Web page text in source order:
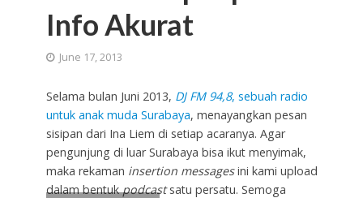
Info Akurat
June 17, 2013
Selama bulan Juni 2013, DJ FM 94,8, sebuah radio
untuk anak muda Surabaya, menayangkan pesan
sisipan dari Ina Liem di setiap acaranya. Agar
pengunjung di luar Surabaya bisa ikut menyimak,
maka rekaman insertion messagesini kami upload
dalam bentukpodcastsatu persatu. Semoga